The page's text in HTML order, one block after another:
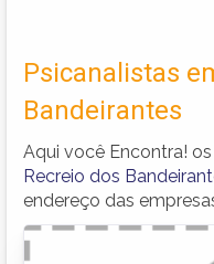
Psicanalistas
Bandeirantes
Aqui você Encontra!
Recreio dos
endereço das